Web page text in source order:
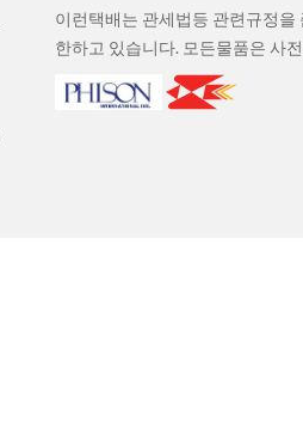
이런택배는 관세법등 관련규정을
한하고 있습니다. 모든물품은 사